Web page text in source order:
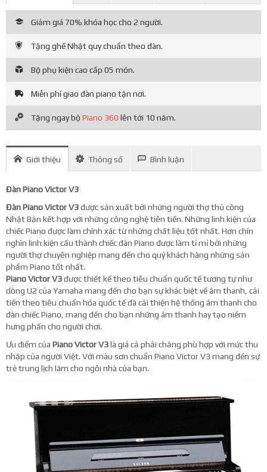
Giảm giá 70% khóa học cho 2 người.
Tặng ghế Nhật quy chuẩn theo đàn.
Bộ phụ kiện cao cấp 05 món.
Miễn phí giao đàn piano tận nơi.
Tặng ngay bộ Piano 360 lên tới 10 năm.
Giới thiệu Thông số Bình luận
Đàn Piano Victor V3
Đàn Piano Victor V3được sản xuất bởi những người thợ thủ công
Nhật Bản kết hợp với những công nghệ tiên tiến. Những linh kiện của
chiếc Piano được làm chính xác từ những chất liệu tốt nhất. Hơn chín
nghìn linh kiện cấu thành chiếc đàn Piano được làm tỉ mỉ bởi những
người thợ chuyên nghiệp mang đến cho quý khách hàng những sản
phẩm Piano tốt nhất.
Piano Victor V3được thiết kế theo tiêu chuẩn quốc tế tương tự như
dòng U2 của Yamaha mang đến cho bạn sự khác biệt về âm thanh, cải
tiến theo tiêu chuẩn hóa quốc tế đã cải thiện hệ thống âm thanh cho
đàn chiếc Piano, mang đến cho bạn những âm thanh hay tạo niềm
hưng phấn cho người chơi.
Ưu điểm của Piano Victor V3là giá cả phải chăng phù hợp với mức thu
nhập của người Việt. Với màu sơn chuẩn Piano Victor V3 mang đến sự
trẻ trung lịch lãm cho ngôi nhà của bạn.